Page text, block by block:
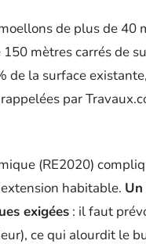
de plus de 40
mètres carrés de
de la surface
par
(RE2020)
habitable.
exigées : il faut
ce qui alourdit le